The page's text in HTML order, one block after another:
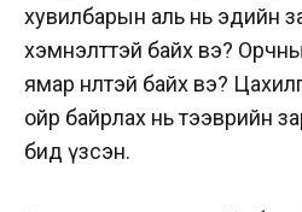
хувилбарын аль нь эдийн
хэмнэлттэй байх вэ?
ямар нөлөөтэй байх вэ?
ойр байрлах нь тээврийн
бид үзсэн.